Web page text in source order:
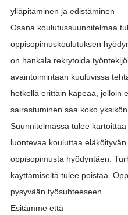
ylläpitäminen ja edistäminen
Osana koulutussuunnitelmaa
oppisopimuskoulutuksen
on hankala rekrytoida
avaintoimintaan kuuluvissa
hetkellä erittäin kapeaa, jolloin
sairastuminen saa koko yksikön
Suunnitelmassa tulee
luontevaa kouluttaa
oppisopimusta hyödyntäen.
käyttämiseltä tulee poistaa.
pysyvään työsuhteeseen.
Esitämme että